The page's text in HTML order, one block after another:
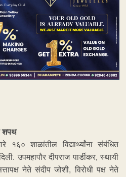
शपथ
१६० शाळांतील विद्यार्थ्यांना संबंधित
उपमहापौर दीपराज पार्डीकर, स्थायी
नेते संदीप जोशी, विरोधी पक्ष नेते